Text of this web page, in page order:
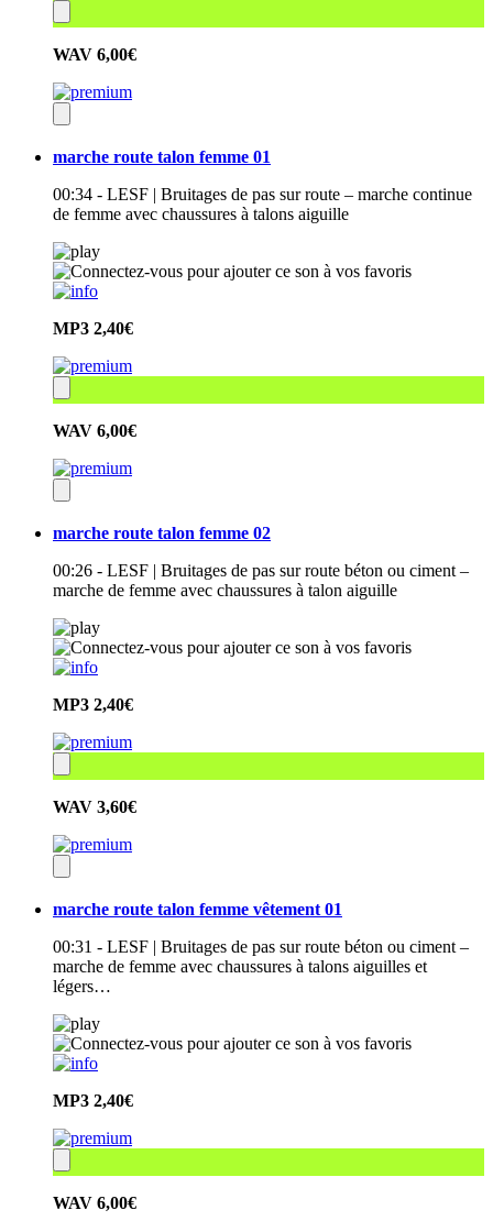
WAV 6,00€
marche route talon femme 01
00:34 - LESF | Bruitages de pas sur route – marche continue
de femme avec chaussures à talons aiguille
MP3 2,40€
WAV 6,00€
marche route talon femme 02
00:26 - LESF | Bruitages de pas sur route béton ou ciment –
marche de femme avec chaussures à talon aiguille
MP3 2,40€
WAV 3,60€
marche route talon femme vêtement 01
00:31 - LESF | Bruitages de pas sur route béton ou ciment –
marche de femme avec chaussures à talons aiguilles et
légers…
MP3 2,40€
WAV 6,00€